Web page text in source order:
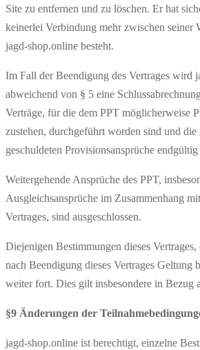
Site zu entfernen und zu löschen. Er hat
keinerlei Verbindung mehr zwischen seiner
jagd-shop.online besteht.
Im Fall der Beendigung des Vertrages wird
abweichend von § 5 eine
Verträge, für die dem PPT möglicherweise
zustehen, durchgeführt worden sind und
geschuldeten Provisionsansprüche endgültig
Weitergehende Ansprüche des PPT,
Ausgleichsansprüche im Zusammenhang
Vertrages, sind ausgeschlossen.
Diejenigen Bestimmungen dieses
nach Beendigung dieses Vertrages Geltung
weiter fort. Dies gilt insbesondere in Bezug
§9 Änderungen der
jagd-shop.online ist berechtigt, einzelne